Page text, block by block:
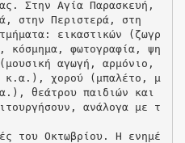
Στην Αγία Παρασκευή,
στην Περιστερά, στη
εικαστικών (ζωγρ
κόσμημα, φωτογραφία, ψη
αγωγή, αρμόνιο,
κ.α.), χορού (μπαλέτο, μ
θεάτρου παιδιών και
ανάλογα με τ
του Οκτωβρίου. Η ενημέ